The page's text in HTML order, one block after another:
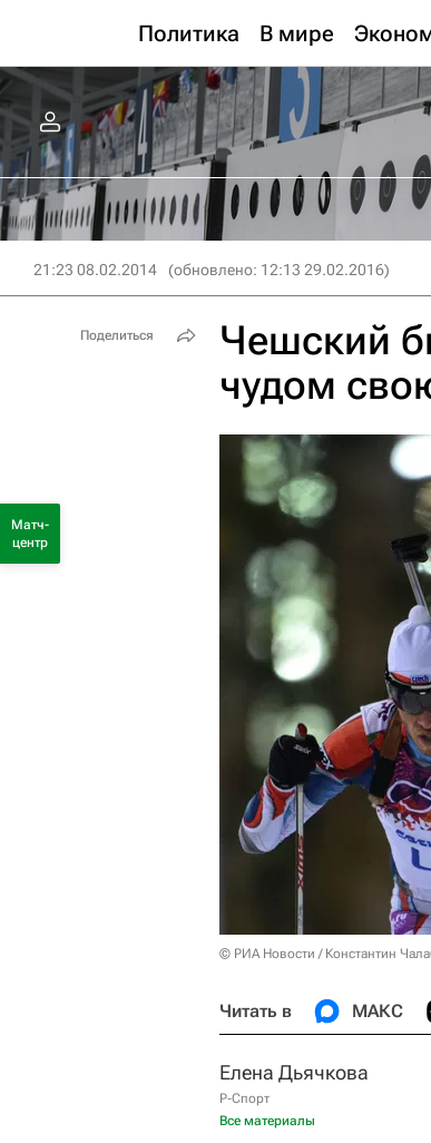
Политика В мире
21:23 08.02.2014 (обновлено: 12:13 29.02.2016)
Чешский
чудом
© РИА Новости / Константин
Читать в МАКС
Елена Дьячкова
Р-Спорт
Все материалы
Поделиться
Матч-
центр